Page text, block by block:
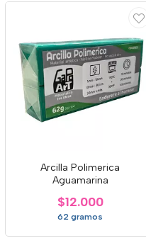
Arcilla Polimerica
Aguamarina
$12.000
62 gramos